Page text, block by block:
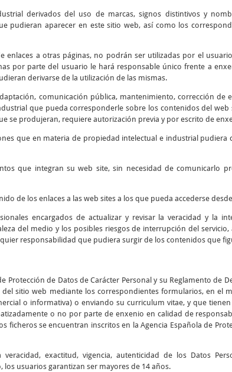
derivados del uso de marcas, signos distintivos y
pudieran aparecer en este sitio web, así como los
enlaces a otras páginas, no podrán ser utilizadas por el
por parte del usuario le hará responsable único frente a
derivarse de la utilización de las mismas.
comunicación pública, mantenimiento, corrección de
que pueda corresponderle sobre los contenidos del web
se produjeran, requiere autorización previa y por escrito de
que en materia de propiedad intelectual e industrial pudiera
que integran su web site, sin necesidad de comunicarlo
de los enlaces a las web sites a los que pueda accederse
encargados de actualizar y revisar la veracidad y la
del medio y los posibles riesgos de interrupción del
responsabilidad que pudiera surgir de los contenidos que
Protección de Datos de Carácter Personal y su Reglamento de
sitio web mediante los correspondientes formularios, en el
o informativa) o enviando su curriculum vitae, y que
o no por parte de enxenio en calidad de
ficheros se encuentran inscritos en la Agencia Española de
exactitud, vigencia, autenticidad de los Datos
usuarios garantizan ser mayores de 14 años.